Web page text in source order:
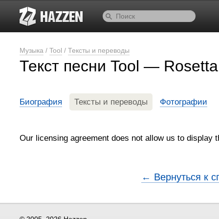
Музыка / Tool / Тексты и переводы
Текст песни Tool —
Биография Тексты и переводы Фотографии
Our licensing agreement does not allow us to
← Вернуться к